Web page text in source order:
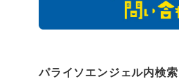
パライソエンジェル内検索